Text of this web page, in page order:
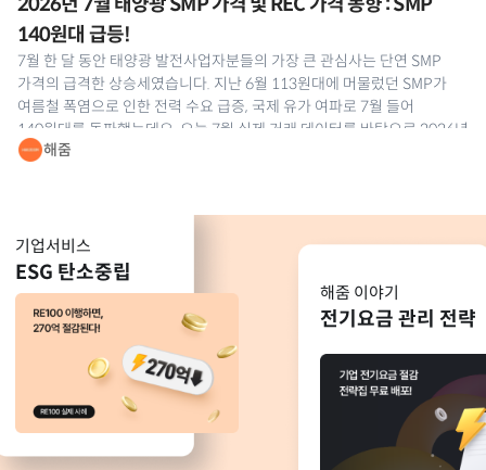
140원대 급등!
7월 한 달 동안 태양광 발전사업자분들의 가장 큰 관심사는 단연 SMP
가격의 급격한 상승세였습니다. 지난 6월 113원대에 머물렀던 SMP가
여름철 폭염으로 인한 전력 수요 급증, 국제 유가 여파로 7월 들어
140원대를 돌파했는데요. 오늘 7월 실제 거래 데이터를 바탕으로 2026년
7월 태양광 SMP 및 REC 현물시장 동향을 해줌이 정밀 분석해
해줌
기업서비스
ESG 탄소중립
해줌 이야기
전기요금 관리 전략